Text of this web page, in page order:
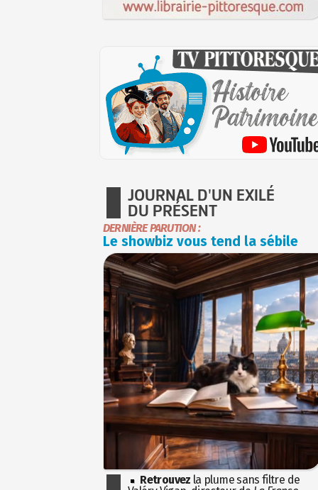
JOURNAL D'UN EXILÉ
DU PRÉSENT
DERNIÈRE PARUTION :
Le showbiz vous tend la sébile
Retrouvez la plume sans filtre de